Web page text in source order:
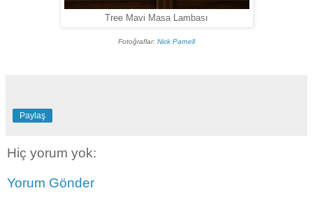
Tree Mavi Masa Lambası
Fotoğraflar: Nick Parnell
Paylaş
Hiç yorum yok:
Yorum Gönder